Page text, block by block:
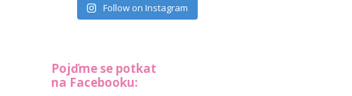
Follow on Instagram
Pojďme se potkat
na Facebooku: